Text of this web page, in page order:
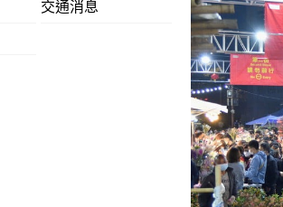
交通消息